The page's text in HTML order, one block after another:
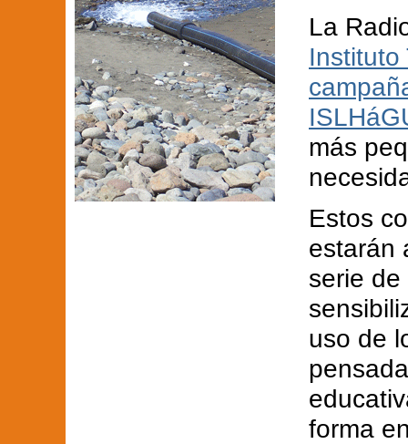
La
Instituto
más
Estos
estarán
serie
uso de
forma